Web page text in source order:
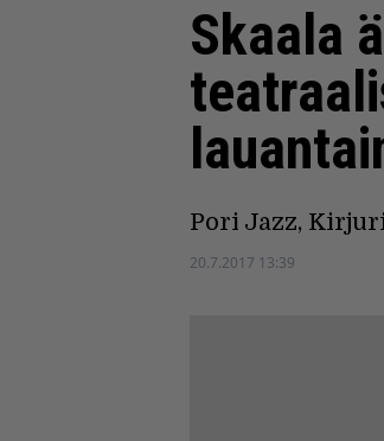
Skaala
Pori Jazz,
20.7.2017 13:39